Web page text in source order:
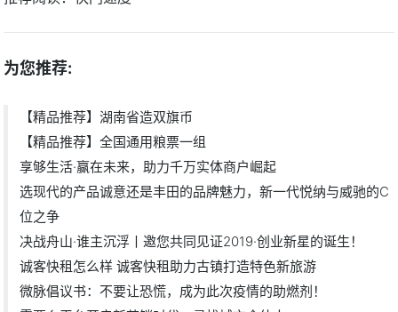
为您推荐:
【精品推荐】湖南省造双旗币
【精品推荐】全国通用粮票一组
享够生活·赢在未来，助力千万实体商户崛起
选现代的产品诚意还是丰田的品牌魅力，新一代悦纳与威驰的C
位之争
决战舟山·谁主沉浮丨邀您共同见证2019·创业新星的诞生！
诚客快租怎么样 诚客快租助力古镇打造特色新旅游
微脉倡议书：不要让恐慌，成为此次疫情的助燃剂！